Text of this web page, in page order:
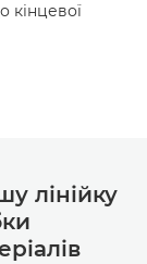
кінцевої
лінійку